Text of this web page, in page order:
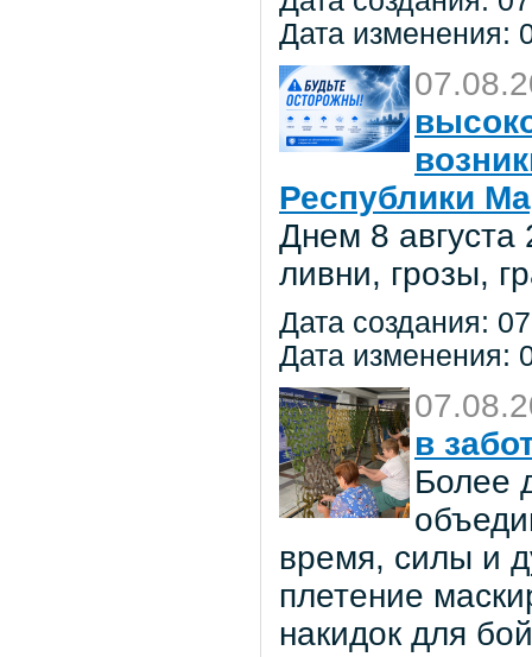
Дата изменения:
Республики
Днем 8
ливни, грозы,
Дата создания:
Дата изменения:
в
Более
время, силы и
плетение
накидок для